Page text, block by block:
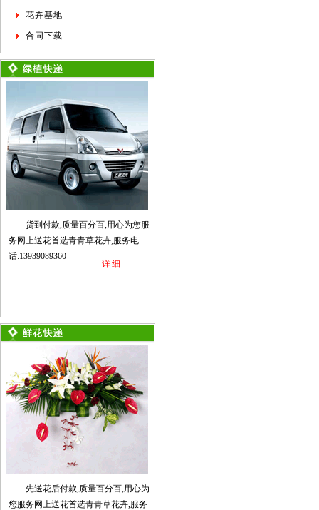
花卉基地
合同下载
货到付款,质量百分百,用心为您服
务网上送花首选青青草花卉,服务电
话:13939089360
详细
先送花后付款,质量百分百,用心为
您服务网上送花首选青青草花卉,服务